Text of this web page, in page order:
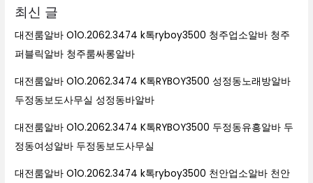
최신 글
대전룸알바 O1O.2062.3474 k톡ryboy3500 청주업소알바 청주
퍼블릭알바 청주룸싸롱알바
대전룸알바 O1O.2062.3474 K톡RYBOY3500 성정동노래방알바
두정동보도사무실 성정동바알바
대전룸알바 O1O.2062.3474 K톡RYBOY3500 두정동유흥알바 두
정동여성알바 두정동보도사무실
대전룸알바 O1O.2062.3474 k톡ryboy3500 천안업소알바 천안